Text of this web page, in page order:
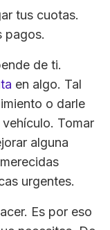
tus cuotas.
pagos.
de ti.
en algo. Tal
o darle
Tomar
alguna
urgentes.
Es por eso